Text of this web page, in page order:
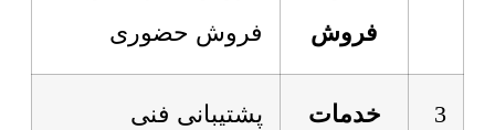
فروش
فروش حضوری
3 خدمات پشتیبانی فنی